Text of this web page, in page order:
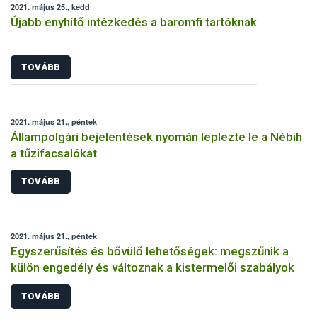
2021. május 25., kedd
Újabb enyhítő intézkedés a baromfi tartóknak
TOVÁBB
2021. május 21., péntek
Állampolgári bejelentések nyomán leplezte le a Nébih
a tűzifacsalókat
TOVÁBB
2021. május 21., péntek
Egyszerűsítés és bővülő lehetőségek: megszűnik a
külön engedély és változnak a kistermelői szabályok
TOVÁBB